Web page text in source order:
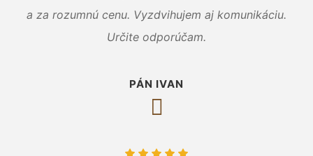
a za rozumnú cenu. Vyzdvihujem aj komunikáciu.
Určite odporúčam.
PÁN IVAN